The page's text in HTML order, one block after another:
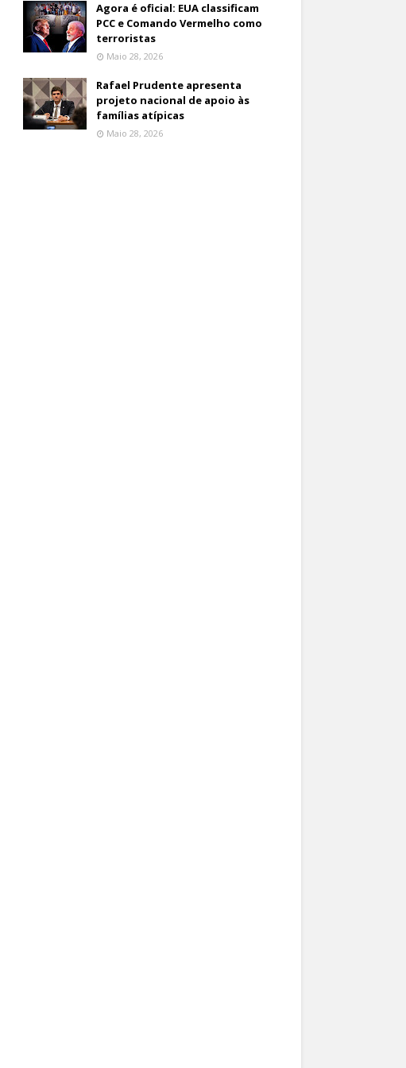
Agora é oficial: EUA classificam
PCC e Comando Vermelho como
terroristas
Maio 28, 2026
Rafael Prudente apresenta
projeto nacional de apoio às
famílias atípicas
Maio 28, 2026